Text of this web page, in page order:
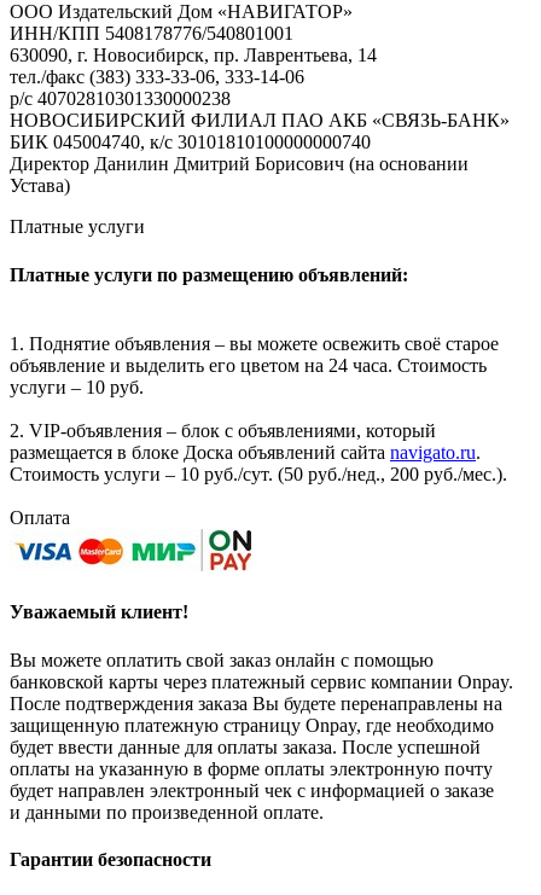
ООО Издательский Дом «НАВИГАТОР»
ИНН/КПП 5408178776/540801001
630090, г. Новосибирск, пр. Лаврентьева, 14
тел./факс (383) 333-33-06, 333-14-06
р/с 40702810301330000238
НОВОСИБИРСКИЙ ФИЛИАЛ ПАО АКБ «СВЯЗЬ-БАНК»
БИК 045004740, к/с 30101810100000000740
Директор Данилин Дмитрий Борисович (на основании
Устава)
Платные услуги
Платные услуги по размещению объявлений:
1. Поднятие объявления – вы можете освежить своё старое
объявление и выделить его цветом на 24 часа. Стоимость
услуги – 10 руб.
2. VIP-объявления – блок с объявлениями, который
размещается в блоке Доска объявлений сайта navigato.ru.
Стоимость услуги – 10 руб./сут. (50 руб./нед., 200 руб./мес.).
Оплата
Уважаемый клиент!
Вы можете оплатить свой заказ онлайн с помощью
банковской карты через платежный сервис компании Onpay.
После подтверждения заказа Вы будете перенаправлены на
защищенную платежную страницу Onpay, где необходимо
будет ввести данные для оплаты заказа. После успешной
оплаты на указанную в форме оплаты электронную почту
будет направлен электронный чек с информацией о заказе
и данными по произведенной оплате.
Гарантии безопасности